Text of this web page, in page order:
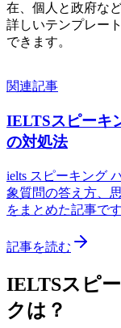
在、個人と政府な
詳しいテンプレー
できます。
関連記事
IELTSスピーキ
の対処法
ielts スピーキング
象質問の答え方、
をまとめた記事です
記事を読む
IELTSスピ
クは？